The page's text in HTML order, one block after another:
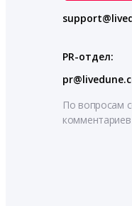
PR-отдел:
По вопросам